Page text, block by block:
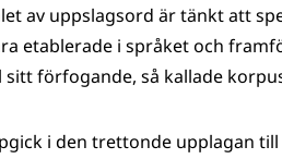
av uppslagsord är tänkt att
etablerade i språket och
förfogande, så kallade
i den trettonde upplagan